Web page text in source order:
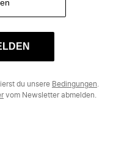
du unsere Bedingungen
vom Newsletter abmelden.